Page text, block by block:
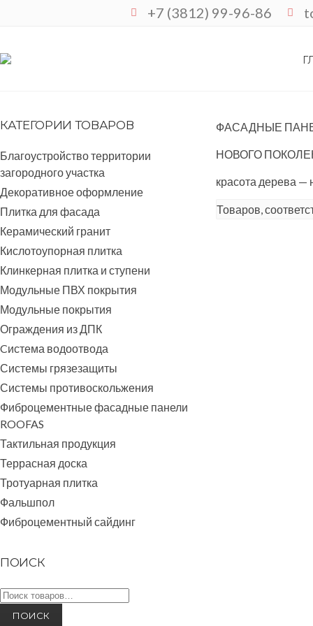
+7 (3812) 99-96-86
КАТЕГОРИИ ТОВАРОВ
Благоустройство территории
загородного участка
Декоративное оформление
Плитка для фасада
Керамический гранит
Кислотоупорная плитка
Клинкерная плитка и ступени
Модульные ПВХ покрытия
Модульные покрытия
Ограждения из ДПК
Cистема водоотвода
Системы грязезащиты
Системы противоскольжения
Фиброцементные фасадные панели
ROOFAS
Тактильная продукция
Террасная доска
Тротуарная плитка
Фальшпол
Фиброцементный сайдинг
ПОИСК
Искать:
ФАСАДНЫЕ
НОВОГО
красота дерева —
Товаров,